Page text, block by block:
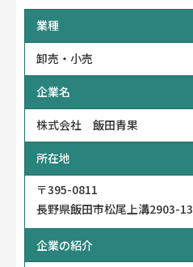
プライバシーポリシー
業種
卸売・小売
企業名
株式会社 飯田青果
所在地
〒395-0811
長野県飯田市松尾上溝2903-13
企業の紹介